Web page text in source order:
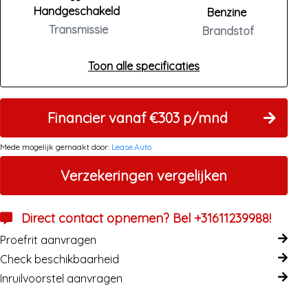
Handgeschakeld
Transmissie
Benzine
Brandstof
Toon alle specificaties
Financier vanaf €303 p/mnd
Mede mogelijk gemaakt door: Lease.Auto
Verzekeringen vergelijken
Direct contact opnemen? Bel +31611239988!
Proefrit aanvragen
Check beschikbaarheid
Inruilvoorstel aanvragen